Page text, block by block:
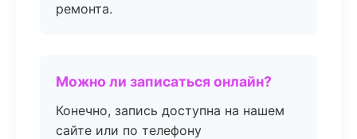
ремонта.
Можно ли записаться онлайн?
Конечно, запись доступна на нашем
сайте или по телефону